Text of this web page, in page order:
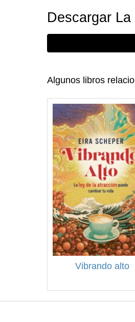
Descargar
Algunos libros
Vibrando alto